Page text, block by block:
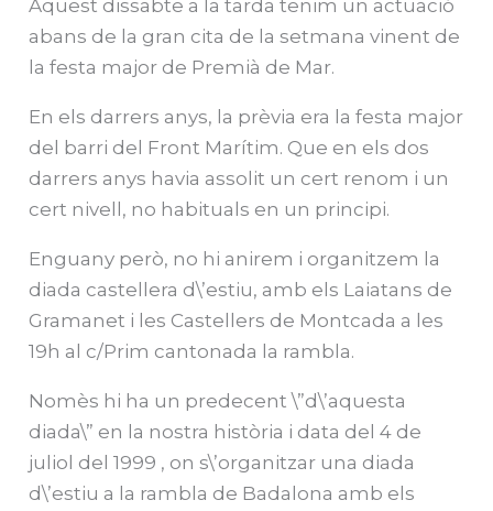
Aquest dissabte a la tarda tenim un actuació
abans de la gran cita de la setmana vinent de
la festa major de Premià de Mar.
En els darrers anys, la prèvia era la festa major
del barri del Front Marítim. Que en els dos
darrers anys havia assolit un cert renom i un
cert nivell, no habituals en un principi.
Enguany però, no hi anirem i organitzem la
diada castellera d\’estiu, amb els Laiatans de
Gramanet i les Castellers de Montcada a les
19h al c/Prim cantonada la rambla.
Nomès hi ha un predecent \”d\’aquesta
diada\” en la nostra història i data del 4 de
juliol del 1999 , on s\’organitzar una diada
d\’estiu a la rambla de Badalona amb els